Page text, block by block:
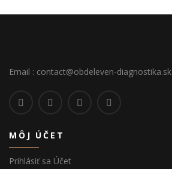
Email : contact@obdeleven-diagnostika.sk
MÔJ ÚČET
Prihlásiť sa Účet